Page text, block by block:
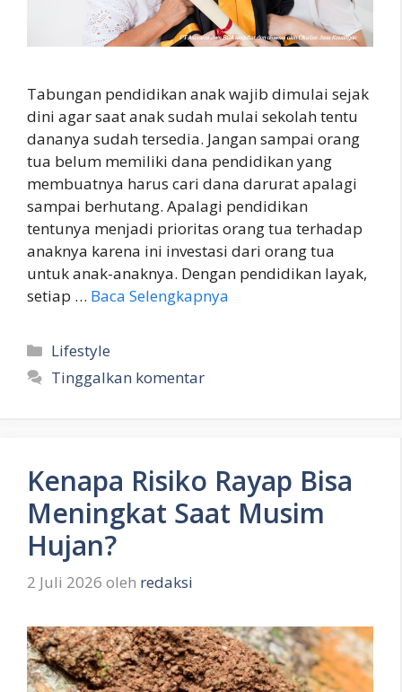
Tabungan pendidikan anak wajib dimulai sejak
dini agar saat anak sudah mulai sekolah tentu
dananya sudah tersedia. Jangan sampai orang
tua belum memiliki dana pendidikan yang
membuatnya harus cari dana darurat apalagi
sampai berhutang. Apalagi pendidikan
tentunya menjadi prioritas orang tua terhadap
anaknya karena ini investasi dari orang tua
untuk anak-anaknya. Dengan pendidikan layak,
setiap … Baca Selengkapnya
Kategori
Lifestyle
Tinggalkan komentar
Kenapa Risiko Rayap Bisa
Meningkat Saat Musim
Hujan?
2 Juli 2026 oleh redaksi